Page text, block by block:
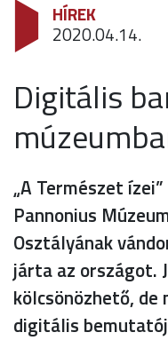
HÍREK
2020.04.14.
Digitális
„A Természet
Pannonius
Osztályának
járta az országot.
kölcsönözhető,
digitális